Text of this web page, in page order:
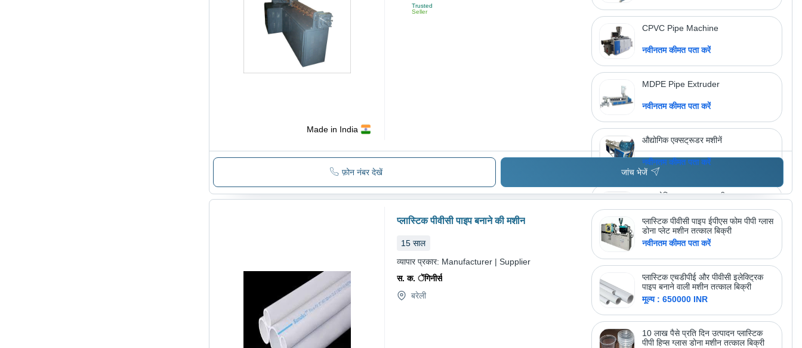
Made in India
Trusted
Seller
CPVC Pipe Machine
नवीनतम कीमत पता करें
MDPE Pipe Extruder
नवीनतम कीमत पता करें
औद्योगिक एक्सट्रूडर मशीनें
नवीनतम कीमत पता करें
हाइड्रोलिक एक्सट्रूडर मशीन
नवीनतम कीमत पता करें
अधिक उत्पाद देखें सागर मशीन टूल्स
फ़ोन नंबर देखें जांच भेजें
प्लास्टिक पीवीसी पाइप बनाने की मशीन
15 साल
व्यापार प्रकार: Manufacturer | Supplier
स. क. ेंगिनीर्स
बरेली
प्लास्टिक पीवीसी पाइप ईपीएस फोम पीपी ग्लास
डोना प्लेट मशीन तत्काल बिक्री
नवीनतम कीमत पता करें
प्लास्टिक एचडीपीई और पीवीसी इलेक्ट्रिक
पाइप बनाने वाली मशीन तत्काल बिक्री
मूल्य : 650000 INR
10 लाख पैसे प्रति दिन उत्पादन प्लास्टिक
पीपी हिप्स ग्लास डोना मशीन तत्काल बिक्री